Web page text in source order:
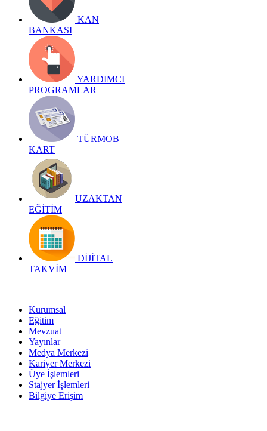
KAN
BANKASI
YARDIMCI
PROGRAMLAR
TÜRMOB
KART
UZAKTAN
EĞİTİM
DİJİTAL
TAKVİM
Kurumsal
Eğitim
Mevzuat
Yayınlar
Medya Merkezi
Kariyer Merkezi
Üye İşlemleri
Stajyer İşlemleri
Bilgiye Erişim